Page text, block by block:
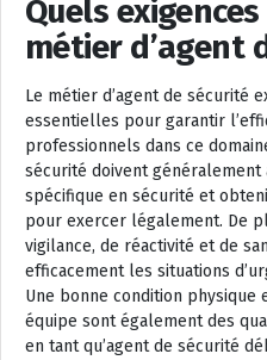
Quels
métier d’agent
Le métier d’agent de sécurité
essentielles pour garantir
professionnels dans ce
sécurité doivent généralement
spécifique en sécurité et
pour exercer légalement. De
vigilance, de réactivité et de
efficacement les situations
Une bonne condition
équipe sont également des
en tant qu’agent de sécurité